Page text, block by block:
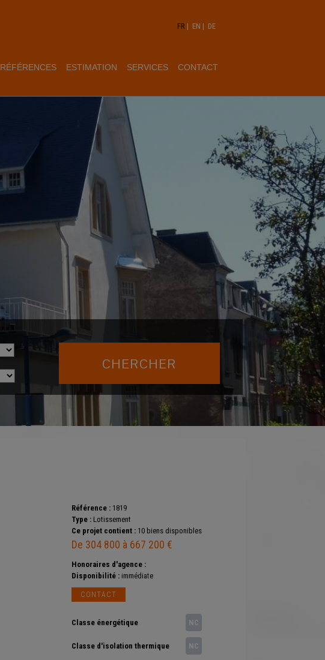
FR | EN | DE
RÉFÉRENCES ESTIMATION SERVICES CONTACT
Référence : 1819
Type : Lotissement
Ce projet contient : 10 biens disponibles
De 304 800 à 667 200 €
Honoraires d'agence :
Disponibilité : immédiate
CONTACT
Classe énergétique NC
Classe d'isolation thermique NC